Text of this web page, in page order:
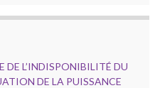
DE L’INDISPONIBILITÉ DU
DE LA PUISSANCE